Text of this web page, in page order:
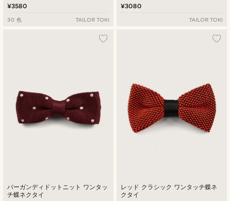
¥3580
30 色 TAILOR TOKI
¥3080
TAILOR TOKI
バーガンディドットニット ワンタッ
チ蝶ネクタイ
レッド クラシック ワンタッチ蝶ネ
クタイ